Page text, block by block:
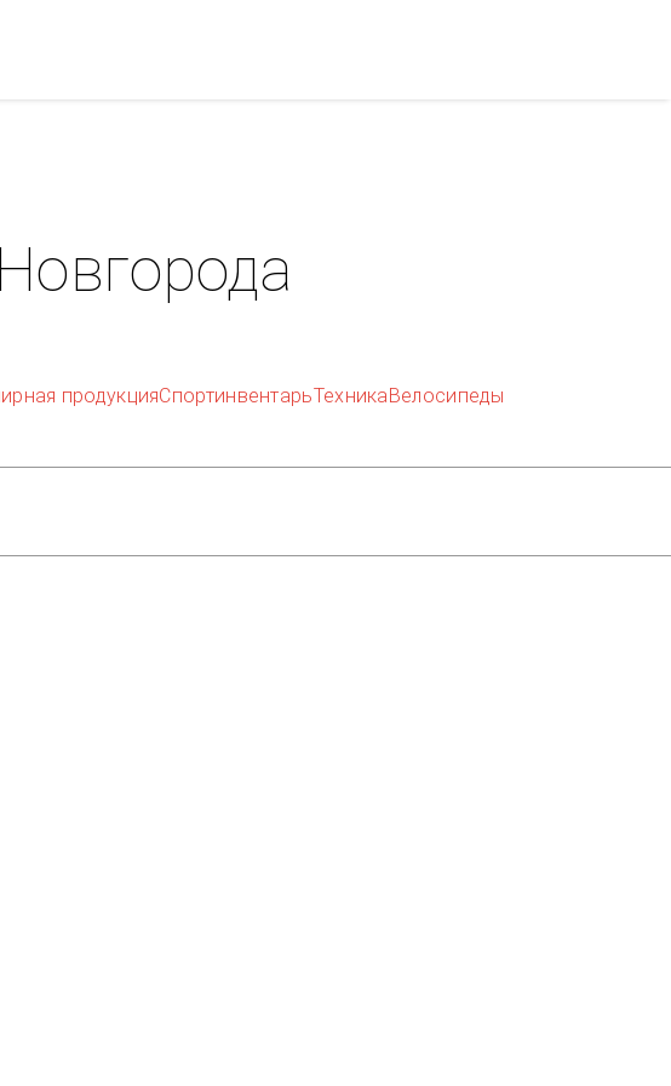
продукцияСпортинвентарьТехникаВелосипеды